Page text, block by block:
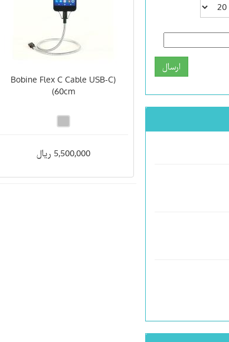
ارسال
(Bobine Flex C Cable USB-C
(60cm
5,500,000 ریال